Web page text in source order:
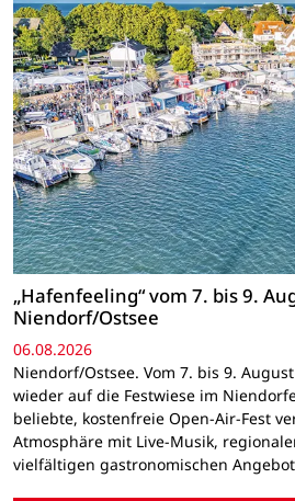
„Hafenfeeling“ vom 7. bis 9.
Niendorf/Ostsee
06.08.2026
Niendorf/Ostsee. Vom 7. bis 9.
wieder auf die Festwiese im
beliebte, kostenfreie Open-Air-Fest
Atmosphäre mit Live-Musik,
vielfältigen gastronomischen